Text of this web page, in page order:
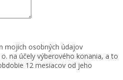
mojich osobných údajov
na účely výberového konania, a to
12 mesiacov od jeho